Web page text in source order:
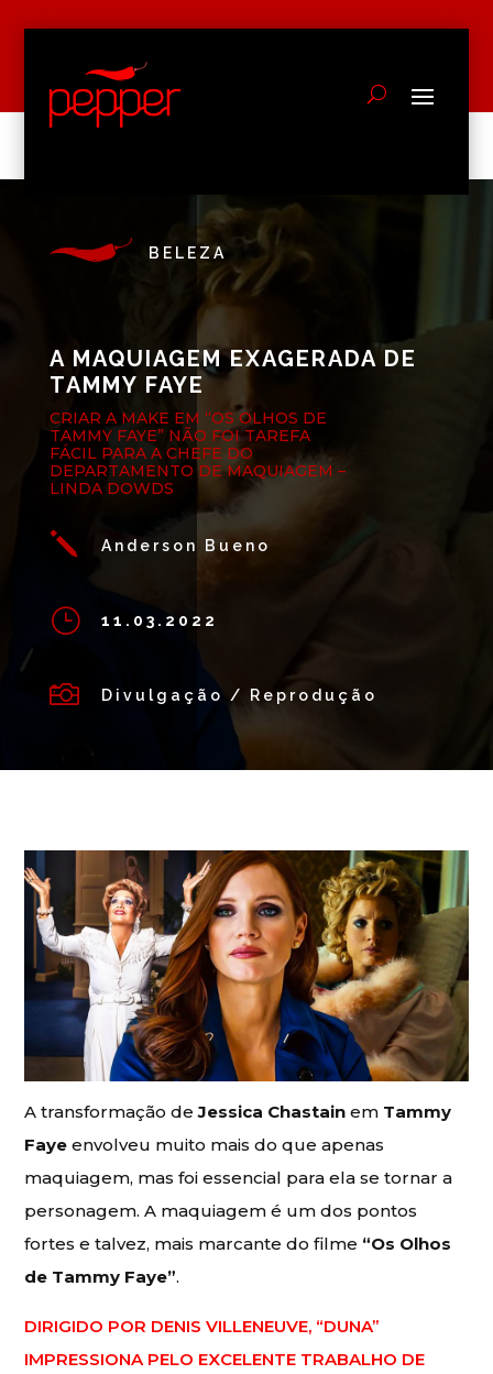
BELEZA
A MAQUIAGEM EXAGERADA DE
TAMMY FAYE
CRIAR A MAKE EM “OS OLHOS DE
TAMMY FAYE” NÃO FOI TAREFA
FÁCIL PARA A CHEFE DO
DEPARTAMENTO DE MAQUIAGEM –
LINDA DOWDS
j Anderson Bueno
} 11.03.2022
 Divulgação / Reprodução
A transformação deJessica Chastain em Tammy
Faye envolveu muito mais do que apenas
maquiagem, mas foi essencial para ela se tornar a
personagem. A maquiagem é um dos pontos
fortes e talvez, mais marcante do filme “Os Olhos
de Tammy Faye”.
DIRIGIDO POR DENIS VILLENEUVE, “DUNA”
IMPRESSIONA PELO EXCELENTE TRABALHO DE